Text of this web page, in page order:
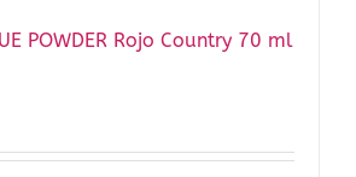
POWDER Rojo Country 70 ml